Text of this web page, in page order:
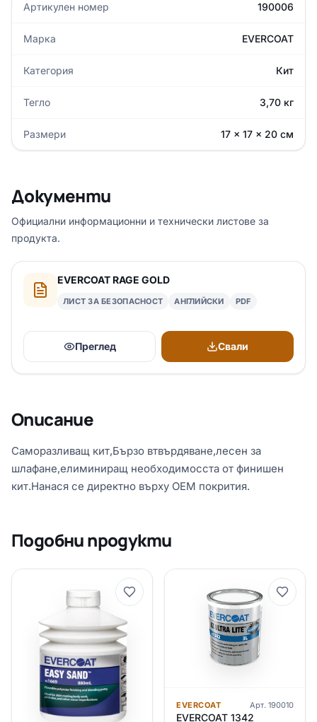
Артикулен номер 190006
Марка EVERCOAT
Категория Кит
Тегло 3,70 кг
Размери 17 × 17 × 20 см
Документи
Официални информационни и технически листове за
продукта.
EVERCOAT RAGE GOLD
ЛИСТ ЗА БЕЗОПАСНОСТ АНГЛИЙСКИ PDF
Преглед Свали
Описание
Саморазливащ кит,Бързо втвърдяване,лесен за
шлафане,елиминиращ необходимосста от финишен
кит.Нанася се директно върху OEM покрития.
Подобни продукти
EVERCOAT Арт. 190010
EVERCOAT 1342